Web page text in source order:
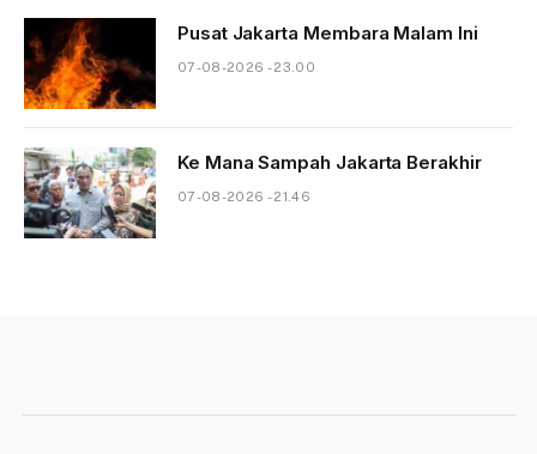
Pusat Jakarta Membara Malam Ini
07-08-2026 - 23.00
Ke Mana Sampah Jakarta Berakhir
07-08-2026 - 21.46